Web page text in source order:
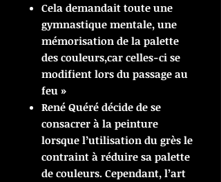
Cela demandait toute une
gymnastique mentale, une
mémorisation de la palette
des couleurs,car celles-ci se
modifient lors du passage au
feu »
René Quéré décide de se
consacrer à la peinture
lorsque l’utilisation du grès le
contraint à réduire sa palette
de couleurs. Cependant, l’art